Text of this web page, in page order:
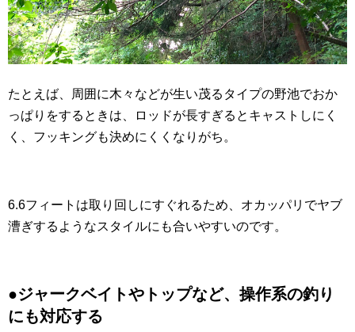
たとえば、周囲に木々などが生い茂るタイプの野池でおか
っぱりをするときは、ロッドが長すぎるとキャストしにく
く、フッキングも決めにくくなりがち。
6.6フィートは取り回しにすぐれるため、オカッパリでヤブ
漕ぎするようなスタイルにも合いやすいのです。
●ジャークベイトやトップなど、操作系の釣り
にも対応する